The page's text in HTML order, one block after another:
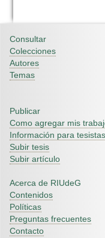
Consultar
Colecciones
Autores
Temas
Publicar
Como agregar mis
Información para tesistas
Subir tesis
Subir artículo
Acerca de RIUdeG
Contenidos
Políticas
Preguntas frecuentes
Contacto